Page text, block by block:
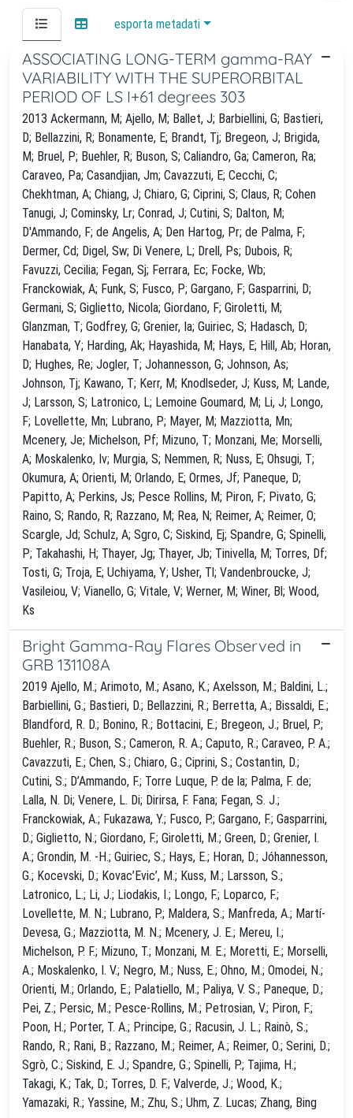
esporta metadati
ASSOCIATING LONG-TERM gamma-RAY
VARIABILITY WITH THE SUPERORBITAL
PERIOD OF LS I+61 degrees 303
2013 Ackermann, M; Ajello, M; Ballet, J; Barbiellini, G; Bastieri,
D; Bellazzini, R; Bonamente, E; Brandt, Tj; Bregeon, J; Brigida,
M; Bruel, P; Buehler, R; Buson, S; Caliandro, Ga; Cameron, Ra;
Caraveo, Pa; Casandjian, Jm; Cavazzuti, E; Cecchi, C;
Chekhtman, A; Chiang, J; Chiaro, G; Ciprini, S; Claus, R; Cohen
Tanugi, J; Cominsky, Lr; Conrad, J; Cutini, S; Dalton, M;
D'Ammando, F; de Angelis, A; Den Hartog, Pr; de Palma, F;
Dermer, Cd; Digel, Sw; Di Venere, L; Drell, Ps; Dubois, R;
Favuzzi, Cecilia; Fegan, Sj; Ferrara, Ec; Focke, Wb;
Franckowiak, A; Funk, S; Fusco, P; Gargano, F; Gasparrini, D;
Germani, S; Giglietto, Nicola; Giordano, F; Giroletti, M;
Glanzman, T; Godfrey, G; Grenier, Ia; Guiriec, S; Hadasch, D;
Hanabata, Y; Harding, Ak; Hayashida, M; Hays, E; Hill, Ab; Horan,
D; Hughes, Re; Jogler, T; Johannesson, G; Johnson, As;
Johnson, Tj; Kawano, T; Kerr, M; Knodlseder, J; Kuss, M; Lande,
J; Larsson, S; Latronico, L; Lemoine Goumard, M; Li, J; Longo,
F; Lovellette, Mn; Lubrano, P; Mayer, M; Mazziotta, Mn;
Mcenery, Je; Michelson, Pf; Mizuno, T; Monzani, Me; Morselli,
A; Moskalenko, Iv; Murgia, S; Nemmen, R; Nuss, E; Ohsugi, T;
Okumura, A; Orienti, M; Orlando, E; Ormes, Jf; Paneque, D;
Papitto, A; Perkins, Js; Pesce Rollins, M; Piron, F; Pivato, G;
Raino, S; Rando, R; Razzano, M; Rea, N; Reimer, A; Reimer, O;
Scargle, Jd; Schulz, A; Sgro, C; Siskind, Ej; Spandre, G; Spinelli,
P; Takahashi, H; Thayer, Jg; Thayer, Jb; Tinivella, M; Torres, Df;
Tosti, G; Troja, E; Uchiyama, Y; Usher, Tl; Vandenbroucke, J;
Vasileiou, V; Vianello, G; Vitale, V; Werner, M; Winer, Bl; Wood,
Ks
Bright Gamma-Ray Flares Observed in
GRB 131108A
2019 Ajello, M.; Arimoto, M.; Asano, K.; Axelsson, M.; Baldini, L.;
Barbiellini, G.; Bastieri, D.; Bellazzini, R.; Berretta, A.; Bissaldi, E.;
Blandford, R. D.; Bonino, R.; Bottacini, E.; Bregeon, J.; Bruel, P.;
Buehler, R.; Buson, S.; Cameron, R. A.; Caputo, R.; Caraveo, P. A.;
Cavazzuti, E.; Chen, S.; Chiaro, G.; Ciprini, S.; Costantin, D.;
Cutini, S.; D’Ammando, F.; Torre Luque, P. de la; Palma, F. de;
Lalla, N. Di; Venere, L. Di; Dirirsa, F. Fana; Fegan, S. J.;
Franckowiak, A.; Fukazawa, Y.; Fusco, P.; Gargano, F.; Gasparrini,
D.; Giglietto, N.; Giordano, F.; Giroletti, M.; Green, D.; Grenier, I.
A.; Grondin, M. -H.; Guiriec, S.; Hays, E.; Horan, D.; Jóhannesson,
G.; Kocevski, D.; Kovac’Evic’, M.; Kuss, M.; Larsson, S.;
Latronico, L.; Li, J.; Liodakis, I.; Longo, F.; Loparco, F.;
Lovellette, M. N.; Lubrano, P.; Maldera, S.; Manfreda, A.; Martí-
Devesa, G.; Mazziotta, M. N.; Mcenery, J. E.; Mereu, I.;
Michelson, P. F.; Mizuno, T.; Monzani, M. E.; Moretti, E.; Morselli,
A.; Moskalenko, I. V.; Negro, M.; Nuss, E.; Ohno, M.; Omodei, N.;
Orienti, M.; Orlando, E.; Palatiello, M.; Paliya, V. S.; Paneque, D.;
Pei, Z.; Persic, M.; Pesce-Rollins, M.; Petrosian, V.; Piron, F.;
Poon, H.; Porter, T. A.; Principe, G.; Racusin, J. L.; Rainò, S.;
Rando, R.; Rani, B.; Razzano, M.; Reimer, A.; Reimer, O.; Serini, D.;
Sgrò, C.; Siskind, E. J.; Spandre, G.; Spinelli, P.; Tajima, H.;
Takagi, K.; Tak, D.; Torres, D. F.; Valverde, J.; Wood, K.;
Yamazaki, R.; Yassine, M.; Zhu, S.; Uhm, Z. Lucas; Zhang, Bing